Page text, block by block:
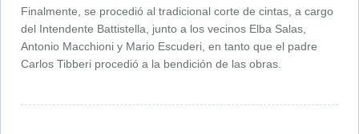
Finalmente, se procedió al tradicional corte de cintas, a cargo
del Intendente Battistella, junto a los vecinos Elba Salas,
Antonio Macchioni y Mario Escuderi, en tanto que el padre
Carlos Tibberi procedió a la bendición de las obras.